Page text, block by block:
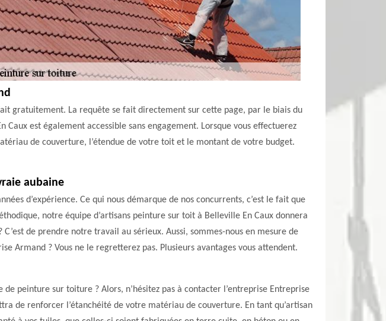
gratuitement. La requête se fait directement sur cette page, par le biais du
est également accessible sans engagement. Lorsque vous effectuerez
de couverture, l’étendue de votre toit et le montant de votre budget.
aubaine
d’expérience. Ce qui nous démarque de nos concurrents, c’est le fait que
notre équipe d’artisans peinture sur toit à Belleville En Caux donnera
de prendre notre travail au sérieux. Aussi, sommes-nous en mesure de
Armand ? Vous ne le regretterez pas. Plusieurs avantages vous attendent.
peinture sur toiture ? Alors, n’hésitez pas à contacter l’entreprise Entreprise
de renforcer l’étanchéité de votre matériau de couverture. En tant qu’artisan